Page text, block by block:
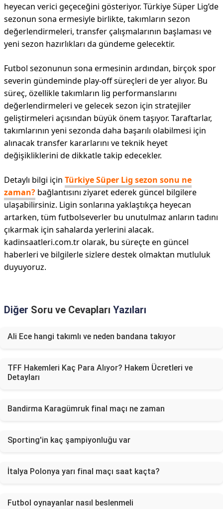
heyecan verici geçeceğini gösteriyor. Türkiye Süper Lig’de
sezonun sona ermesiyle birlikte, takımların sezon
değerlendirmeleri, transfer çalışmalarının başlaması ve
yeni sezon hazırlıkları da gündeme gelecektir.
Futbol sezonunun sona ermesinin ardından, birçok spor
severin gündeminde play-off süreçleri de yer alıyor. Bu
süreç, özellikle takımların lig performanslarını
değerlendirmeleri ve gelecek sezon için stratejiler
geliştirmeleri açısından büyük önem taşıyor. Taraftarlar,
takımlarının yeni sezonda daha başarılı olabilmesi için
alınacak transfer kararlarını ve teknik heyet
değişikliklerini de dikkatle takip edecekler.
Detaylı bilgi için Türkiye Süper Lig sezon sonu ne
zaman? bağlantısını ziyaret ederek güncel bilgilere
ulaşabilirsiniz. Ligin sonlarına yaklaştıkça heyecan
artarken, tüm futbolseverler bu unutulmaz anların tadını
çıkarmak için sahalarda yerlerini alacak.
kadinsaatleri.com.tr olarak, bu süreçte en güncel
haberleri ve bilgilerle sizlere destek olmaktan mutluluk
duyuyoruz.
Diğer Soru ve Cevapları Yazıları
Ali Ece hangi takımlı ve neden bandana takıyor
TFF Hakemleri Kaç Para Alıyor? Hakem Ücretleri ve
Detayları
Bandirma Karagümruk final maçı ne zaman
Sporting'in kaç şampiyonluğu var
İtalya Polonya yarı final maçı saat kaçta?
Futbol oynayanlar nasıl beslenmeli